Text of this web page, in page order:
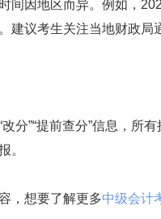
因地区而异。例如，
建议考生关注当地财政
”“提前查分”信息，所
。
想要了解更多中级会计